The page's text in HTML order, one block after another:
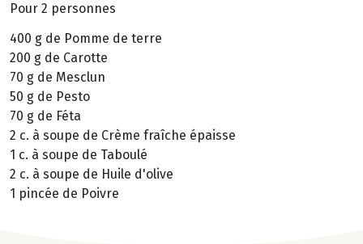
Pour 2 personnes
400 g de Pomme de terre
200 g de Carotte
70 g de Mesclun
50 g de Pesto
70 g de Féta
2 c. à soupe de Crème fraîche épaisse
1 c. à soupe de Taboulé
2 c. à soupe de Huile d'olive
1 pincée de Poivre